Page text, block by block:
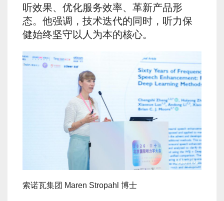
听效果、优化服务效率、革新产品形
态。他强调，技术迭代的同时，听力保
健始终坚守以人为本的核心。
索诺瓦集团 Maren Stropahl 博士